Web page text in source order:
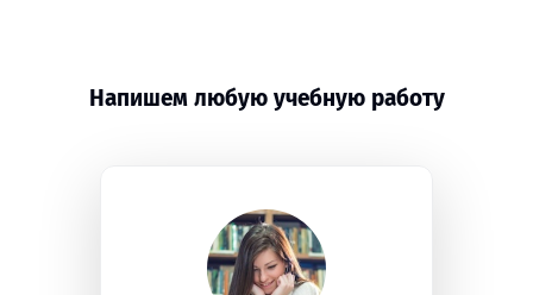
Напишем любую учебную работу